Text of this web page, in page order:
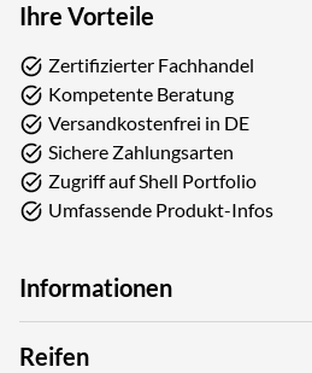
Ihre Vorteile
Zertifizierter Fachhandel
Kompetente Beratung
Versandkostenfrei in DE
Sichere Zahlungsarten
Zugriff auf Shell Portfolio
Umfassende Produkt-Infos
Informationen
Reifen